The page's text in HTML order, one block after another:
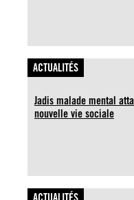
ACTUALITÉS
Jadis malade mental
nouvelle vie sociale